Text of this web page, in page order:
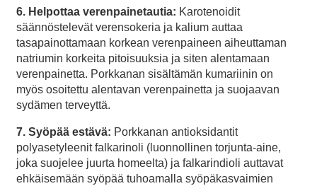
6. Helpottaa verenpainetautia: Karotenoidit
säännöstelevät verensokeria ja kalium auttaa
tasapainottamaan korkean verenpaineen aiheuttaman
natriumin korkeita pitoisuuksia ja siten alentamaan
verenpainetta. Porkkanan sisältämän kumariinin on
myös osoitettu alentavan verenpainetta ja suojaavan
sydämen terveyttä.
7. Syöpää estävä: Porkkanan antioksidantit
polyasetyleenit falkarinoli (luonnollinen torjunta-aine,
joka suojelee juurta homeelta) ja falkarindioli auttavat
ehkäisemään syöpää tuhoamalla syöpäkasvaimien